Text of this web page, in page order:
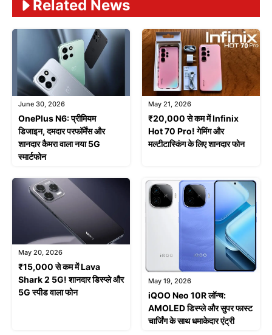
Related News
June 30, 2026
OnePlus N6: प्रीमियम
डिजाइन, दमदार परफॉर्मेंस और
शानदार कैमरा वाला नया 5G
स्मार्टफोन
May 21, 2026
₹20,000 से कम में Infinix
Hot 70 Pro! गेमिंग और
मल्टीटास्किंग के लिए शानदार फोन
May 20, 2026
₹15,000 से कम में Lava
Shark 2 5G! शानदार डिस्प्ले और
5G स्पीड वाला फोन
May 19, 2026
iQOO Neo 10R लॉन्च:
AMOLED डिस्प्ले और सुपर फास्ट
चार्जिंग के साथ धमाकेदार एंट्री